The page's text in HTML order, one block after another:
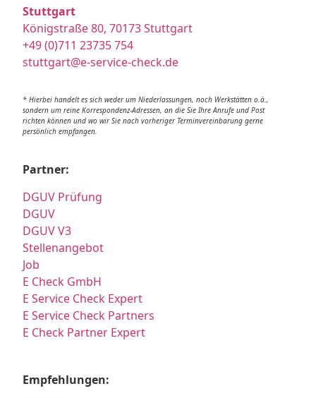
Stuttgart
Königstraße 80, 70173 Stuttgart
+49 (0)711 23735 754
stuttgart@e-service-check.de
* Hierbei handelt es sich weder um Niederlassungen, noch Werkstätten o.ä.,
sondern um reine Korrespondenz-Adressen, an die Sie Ihre Anrufe und Post
richten können und wo wir Sie nach vorheriger Terminvereinbarung gerne
persönlich empfangen.
Partner:
DGUV Prüfung
DGUV
DGUV V3
Stellenangebot
Job
E Check GmbH
E Service Check Expert
E Service Check Partners
E Check Partner Expert
Empfehlungen: